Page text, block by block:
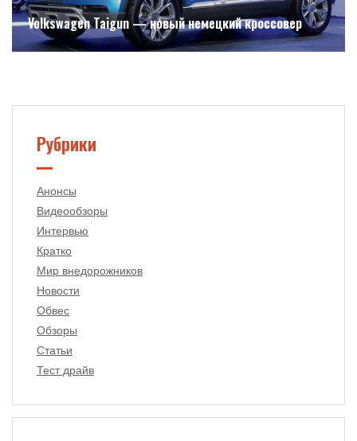
Volkswagen Taigun — новый немецкий кроссовер
Рубрики
Анонсы
Видеообзоры
Интервью
Кратко
Мир внедорожников
Новости
Обвес
Обзоры
Статьи
Тест драйв